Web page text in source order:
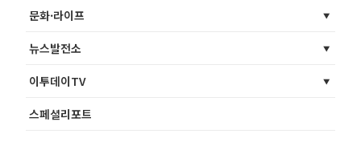
문화·라이프
뉴스발전소
이투데이TV
스페셜리포트